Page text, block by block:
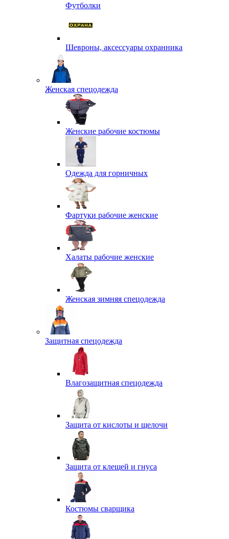
Футболки
Шевроны, аксессуары охранника
Женская спецодежда
Женские рабочие костюмы
Одежда для горничных
Фартуки рабочие женские
Халаты рабочие женские
Женская зимняя спецодежда
Защитная спецодежда
Влагозащитная спецодежда
Защита от кислоты и щелочи
Защита от клещей и гнуса
Костюмы сварщика